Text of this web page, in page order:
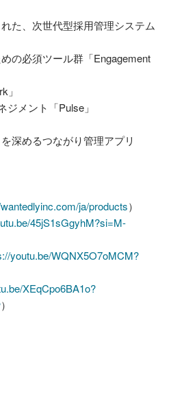
た、次世代型採用管理システム
の必須ツール群「Engagement
メント「Pulse」
深めるつながり管理アプリ
ja/products）
45jS1sGgyhM?si=M-
youtu.be/WQNX5O7oMCM?
XEqCpo6BA1o?